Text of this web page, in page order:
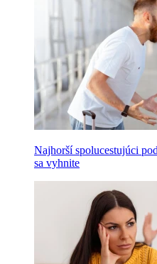
Najhorší spolucestujúci
sa vyhnite